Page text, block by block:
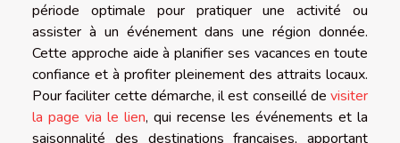
période optimale pour pratiquer une activité ou
assister à un événement dans une région donnée.
Cette approche aide à planifier ses vacances en toute
confiance et à profiter pleinement des attraits locaux.
Pour faciliter cette démarche, il est conseillé de visiter
la page via le lien, qui recense les événements et la
saisonnalité des destinations françaises, apportant